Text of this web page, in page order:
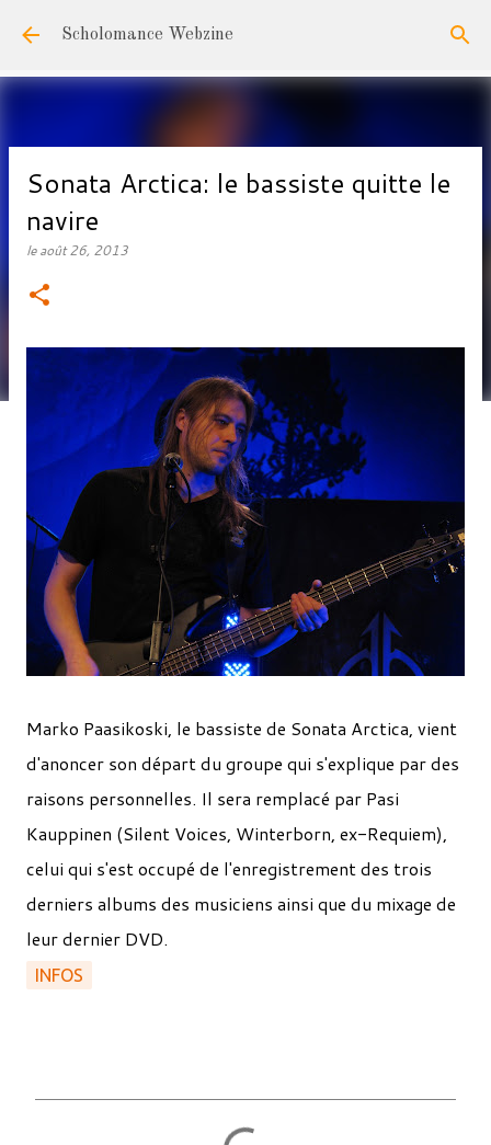
Accéder au contenu principal
Scholomance Webzine
Sonata Arctica: le bassiste quitte le
navire
leaoût 26, 2013
Marko Paasikoski, le bassiste de Sonata Arctica, vient
d'anoncer son départ du groupe qui s'explique par des
raisons personnelles. Il sera remplacé par Pasi
Kauppinen (Silent Voices, Winterborn, ex-Requiem),
celui qui s'est occupé de l'enregistrement des trois
derniers albums des musiciens ainsi que du mixage de
leur dernier DVD.
INFOS